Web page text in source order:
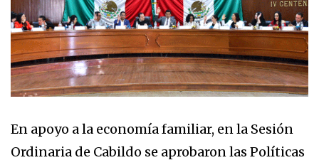
En apoyo a la economía familiar, en la Sesión
Ordinaria de Cabildo se aprobaron las Políticas